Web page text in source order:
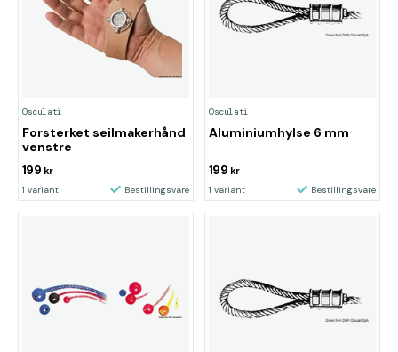
Osculati
Forsterket seilmakerhånd
venstre
199 kr
1 variant Bestillingsvare
Osculati
Aluminiumhylse 6 mm
199 kr
1 variant Bestillingsvare